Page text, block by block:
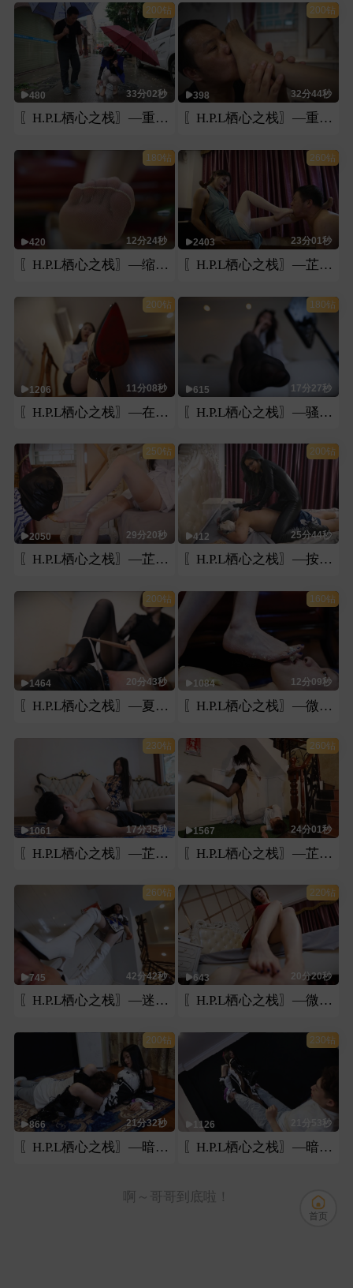
200钻
480 33分02秒
〖H.P.L栖心之栈〗—重逢前男友丝袜脚调教(下)
200钻
398 32分44秒
〖H.P.L栖心之栈〗—重逢前男友丝袜脚调教(上)
180钻
420 12分24秒
〖H.P.L栖心之栈〗—缩小在微希老师的脚底下
260钻
2403 23分01秒
〖H.P.L栖心之栈〗—芷晴灌奶虐腹深喉
200钻
1206 11分08秒
〖H.P.L栖心之栈〗—在家教面前的“求死欲”
180钻
615 17分27秒
〖H.P.L栖心之栈〗—骚狗领导的沦落
250钻
2050 29分20秒
〖H.P.L栖心之栈〗—芷晴护士白丝“教育”不听话的病人
200钻
412 25分44秒
〖H.P.L栖心之栈〗—按摩女郎的致命暗杀
200钻
1464 20分43秒
〖H.P.L栖心之栈〗—夏芙裸足黑丝脚踩脸
160钻
1084 12分09秒
〖H.P.L栖心之栈〗—微希裸足在狗身上踩蛋糕
230钻
1061 17分35秒
〖H.P.L栖心之栈〗—芷晴肉丝脚绞杀
260钻
1567 24分01秒
〖H.P.L栖心之栈〗—芷晴高跟鞋踢踹踩胸腹脸暴力惩戒
260钻
745 42分42秒
〖H.P.L栖心之栈〗—迷恋芷晴白靴遭受踢踩崩溃记
220钻
643 20分20秒
〖H.P.L栖心之栈〗—微希裸足脚耳光纯享
200钻
866 21分32秒
〖H.P.L栖心之栈〗—暗黑芷晴腿绞踩裆(下)
230钻
1126 21分53秒
〖H.P.L栖心之栈〗—暗黑芷晴腿绞踩裆(上)
啊～哥哥到底啦！
首页